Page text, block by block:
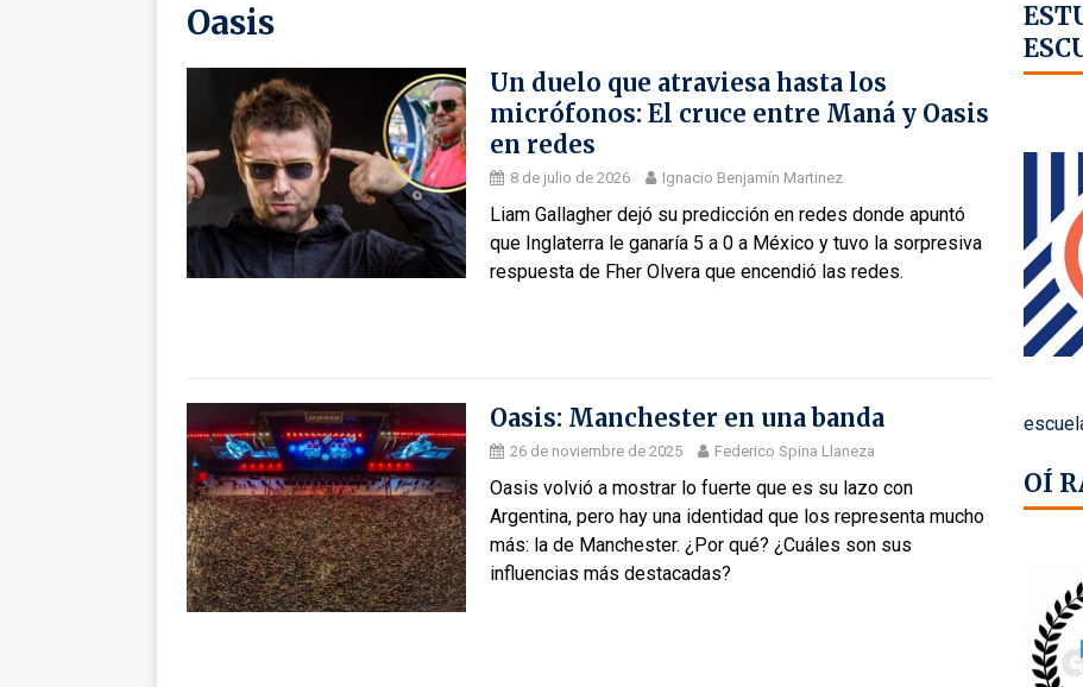
Oasis
Un duelo que atraviesa hasta los
micrófonos: El cruce entre Maná y Oasis
en redes
8 de julio de 2026 Ignacio Benjamín Martinez
Liam Gallagher dejó su predicción en redes donde apuntó
que Inglaterra le ganaría 5 a 0 a México y tuvo la sorpresiva
respuesta de Fher Olvera que encendió las redes.
Oasis: Manchester en una banda
26 de noviembre de 2025 Federico Spina Llaneza
Oasis volvió a mostrar lo fuerte que es su lazo con
Argentina, pero hay una identidad que los representa mucho
más: la de Manchester. ¿Por qué? ¿Cuáles son sus
influencias más destacadas?
OÍ